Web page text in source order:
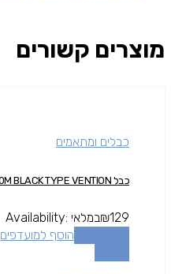
מוצרים קשורים
כבלים ומתאמים
כבל HDMI 10M BLACK TYPE VENTION
₪129
Availability: במלאי
הוסף למועדפים